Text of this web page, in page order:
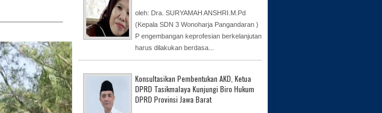
oleh: Dra. SURYAMAH ANSHRI.M.Pd
(Kepala SDN 3 Wonoharja Pangandaran )
P engembangan keprofesian berkelanjutan
harus dilakukan berdasa...
Konsultasikan Pembentukan AKD, Ketua
DPRD Tasikmalaya Kunjungi Biro Hukum
DPRD Provinsi Jawa Barat